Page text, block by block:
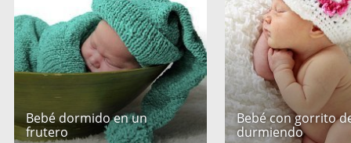
Bebé dormido en un
frutero
Bebé con gorrito
durmiendo